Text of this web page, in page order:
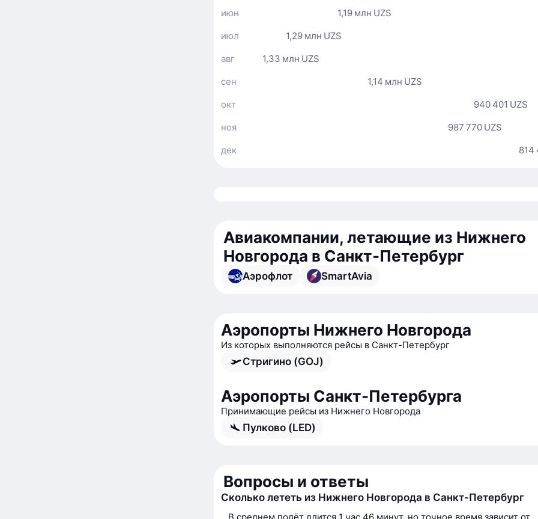
1,19 млн UZS
июн
1,29 млн UZS
июл
1,33 млн UZS
авг
1,14 млн UZS
сен
940 401 UZS
окт
987 770 UZS
ноя
814
дек
Авиакомпании, летающие из Нижнего
Новгорода в Санкт-Петербург
Аэрофлот SmartAvia
Аэропорты Нижнего Новгорода
Из которых выполняются рейсы в Санкт-Петербург
Стригино (GOJ)
Аэропорты Санкт-Петербурга
Принимающие рейсы из Нижнего Новгорода
Пулково (LED)
Вопросы и ответы
Сколько лететь из Нижнего Новгорода в Санкт-Петербург